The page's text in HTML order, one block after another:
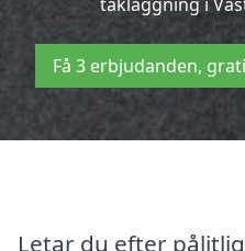
Få 3 erbjudanden,
Letar du efter